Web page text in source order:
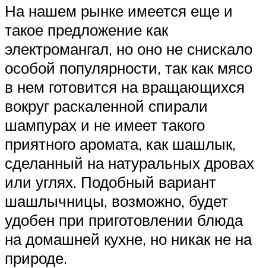
На нашем рынке имеется еще и
такое предложение как
электромангал, но оно не снискало
особой популярности, так как мясо
в нем готовится на вращающихся
вокруг раскаленной спирали
шампурах и не имеет такого
приятного аромата, как шашлык,
сделанный на натуральных дровах
или углях. Подобный вариант
шашлычницы, возможно, будет
удобен при приготовлении блюда
на домашней кухне, но никак не на
природе.